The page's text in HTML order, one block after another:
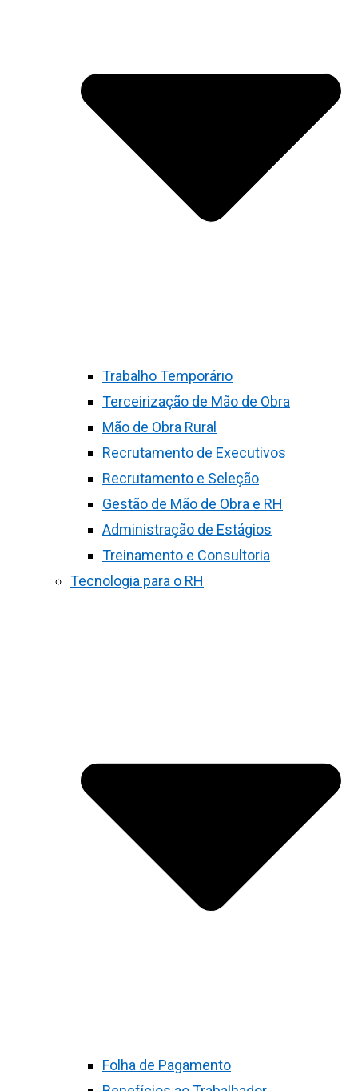
Trabalho Temporário
Terceirização de Mão de Obra
Mão de Obra Rural
Recrutamento de Executivos
Recrutamento e Seleção
Gestão de Mão de Obra e RH
Administração de Estágios
Treinamento e Consultoria
Tecnologia para o RH
Folha de Pagamento